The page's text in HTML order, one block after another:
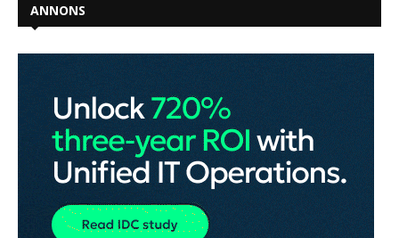
ANNONS